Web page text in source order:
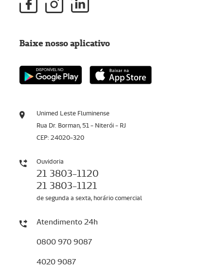
Unimed Leste Fluminense
Rua Dr. Borman, 51 - Niterói - RJ
CEP: 24020-320
Ouvidoria
21 3803-1120
21 3803-1121
de segunda a sexta, horário comercial
Atendimento 24h
0800 970 9087
4020 9087
Baixe nosso aplicativo